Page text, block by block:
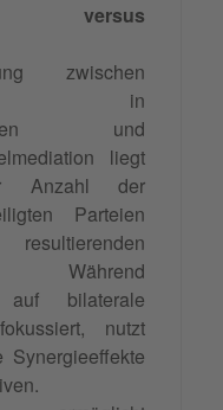
versus
zwischen
in
und
liegt
Anzahl der
Parteien
Während
auf bilaterale
nutzt
Synergieeffekte